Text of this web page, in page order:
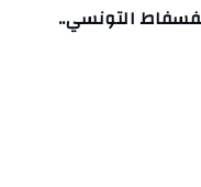
التونسي..